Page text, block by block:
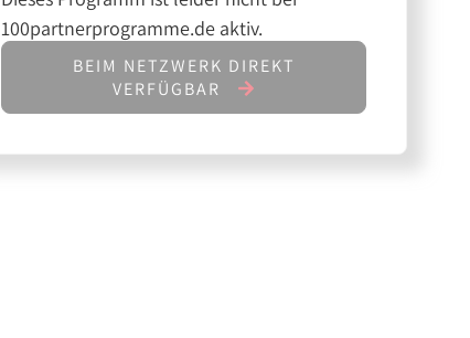
100partnerprogramme.de aktiv.
BEIM NETZWERK DIREKT
VERFÜGBAR